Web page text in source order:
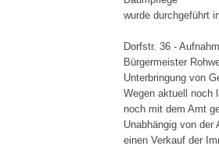
wurde durchgeführt
Dorfstr. 36 -
Bürgermeister
Unterbringung von
Wegen aktuell noch
noch mit dem Amt
Unabhängig von der
einen Verkauf der